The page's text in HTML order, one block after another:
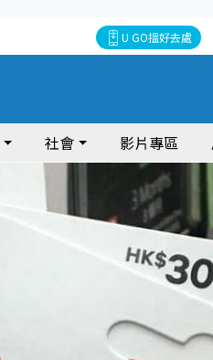
U GO搵好去處
社會 影片專區